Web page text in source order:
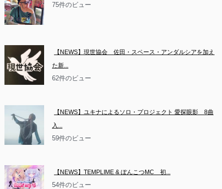
75件のビュー
【NEWS】現世協会　佐田・スペース・アンダルシアを加え
た新...
62件のビュー
【NEWS】ユキナによるソロ・プロジェクト 愛探眼影　8曲
入...
59件のビュー
【NEWS】TEMPLIME & ぽんこつMC　初...
54件のビュー